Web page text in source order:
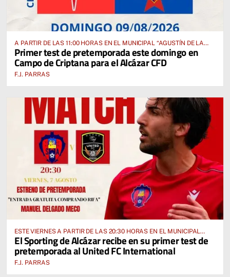
A PARTIR DE LAS 11:00 HORAS EN EL MUNICIPAL “AGUSTÍN DE LA
FUENTE” ANTE EL CUD CRIPTANENSE
Primer test de pretemporada este domingo en
Campo de Criptana para el Alcázar CFD
F.J. PARRAS
ESTE VIERNES A PARTIR DE LAS 20:30 HORAS EN EL MUNICIPAL
“MANUEL DELGADO MECO”
El Sporting de Alcázar recibe en su primer test de
pretemporada al United FC International
F.J. PARRAS